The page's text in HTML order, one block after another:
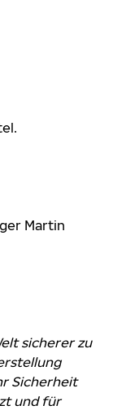
Martin
sicherer zu
Sicherheit
und für